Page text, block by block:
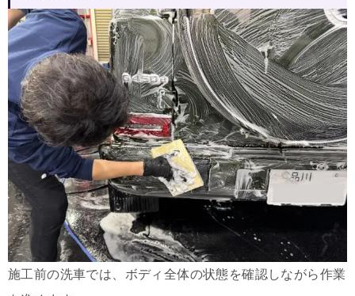
施工前の洗車では、ボディ全体の状態を確認しながら作業